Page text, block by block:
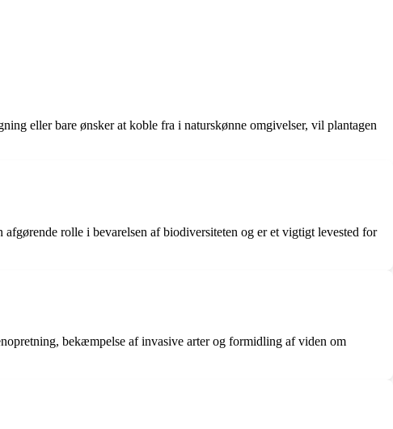
eller bare ønsker at koble fra i naturskønne omgivelser, vil plantagen
rolle i bevarelsen af biodiversiteten og er et vigtigt levested for
bekæmpelse af invasive arter og formidling af viden om